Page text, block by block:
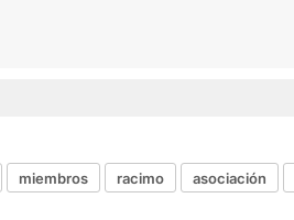
miembros racimo asociación